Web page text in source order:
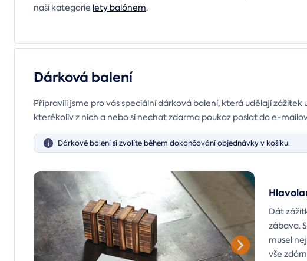
naší kategorie lety balónem.
Dárková balení
Připravili jsme pro vás speciální dárková balení, která udělají zážitek
kterékoliv z nich a nebo si nechat zdarma poukaz poslat do e-
Dárkové balení si zvolíte během dokončování objednávky v košíku.
Dát
zábava.
musel
vše